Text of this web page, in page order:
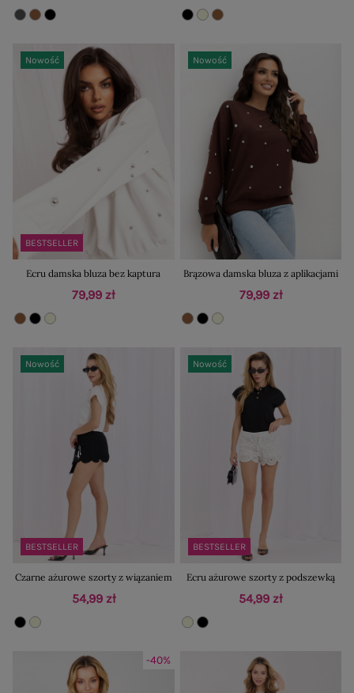
BESTSELLER
Nowość
Ecru damska bluza bez kaptura
79,99 zł
Nowość
Brązowa damska bluza z aplikacjami
79,99 zł
BESTSELLER
Nowość
Czarne ażurowe szorty z wiązaniem
54,99 zł
BESTSELLER
Nowość
Ecru ażurowe szorty z podszewką
54,99 zł
-40%